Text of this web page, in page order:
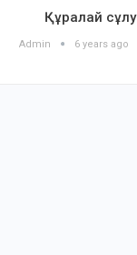
Құралай сұлу
Admin 6 years ago